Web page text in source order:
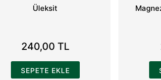
Üleksit
240,00 TL
SEPETE EKLE